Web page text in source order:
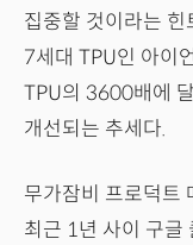
집중할 것이라는 힌
7세대 TPU인 아이
TPU의 3600배에
개선되는 추세다.
무가잠비 프로덕트
최근 1년 사이 구글